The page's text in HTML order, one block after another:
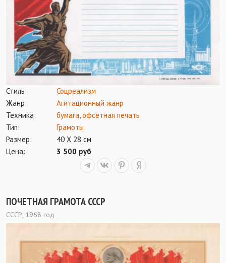
Стиль:
Соцреализм
Жанр:
Агитационный жанр
Техника:
бумага офсетная печать
Тип:
Грамоты
Размер:
40 Х 28 см
Цена:
3 500 руб
ПОЧЕТНАЯ ГРАМОТА СССР
СССР, 1968 год